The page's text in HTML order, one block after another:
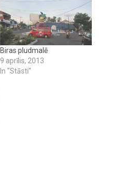
Biras pludmalē
9 aprīlis, 2013
In "Stāsti"